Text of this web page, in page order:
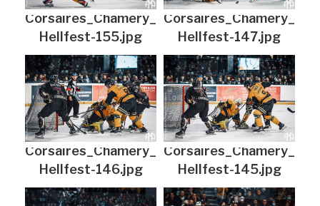
Corsaires_Chamery_
Hellfest-155.jpg
Corsaires_Chamery_
Hellfest-147.jpg
Corsaires_Chamery_
Hellfest-146.jpg
Corsaires_Chamery_
Hellfest-145.jpg